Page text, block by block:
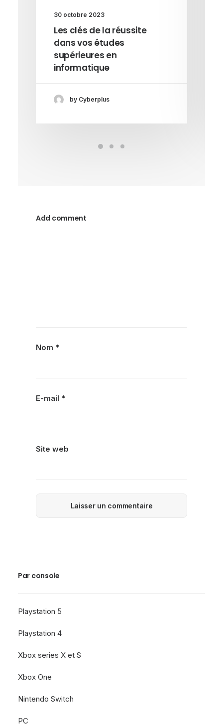
30 octobre 2023
Les clés de la réussite
dans vos études
supérieures en
informatique
by Cyberplus
Add comment
Nom *
E-mail *
Site web
Par console
Playstation 5
Playstation 4
Xbox series X et S
Xbox One
Nintendo Switch
PC